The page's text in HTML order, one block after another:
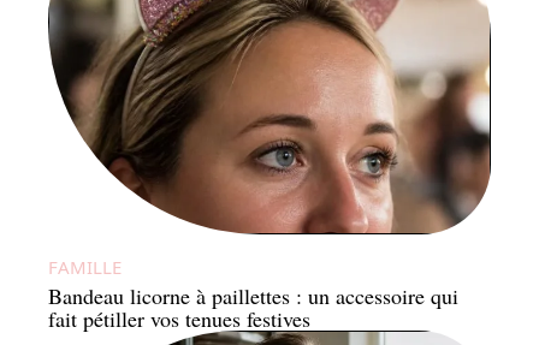
FAMILLE
Bandeau licorne à paillettes : un accessoire qui
fait pétiller vos tenues festives